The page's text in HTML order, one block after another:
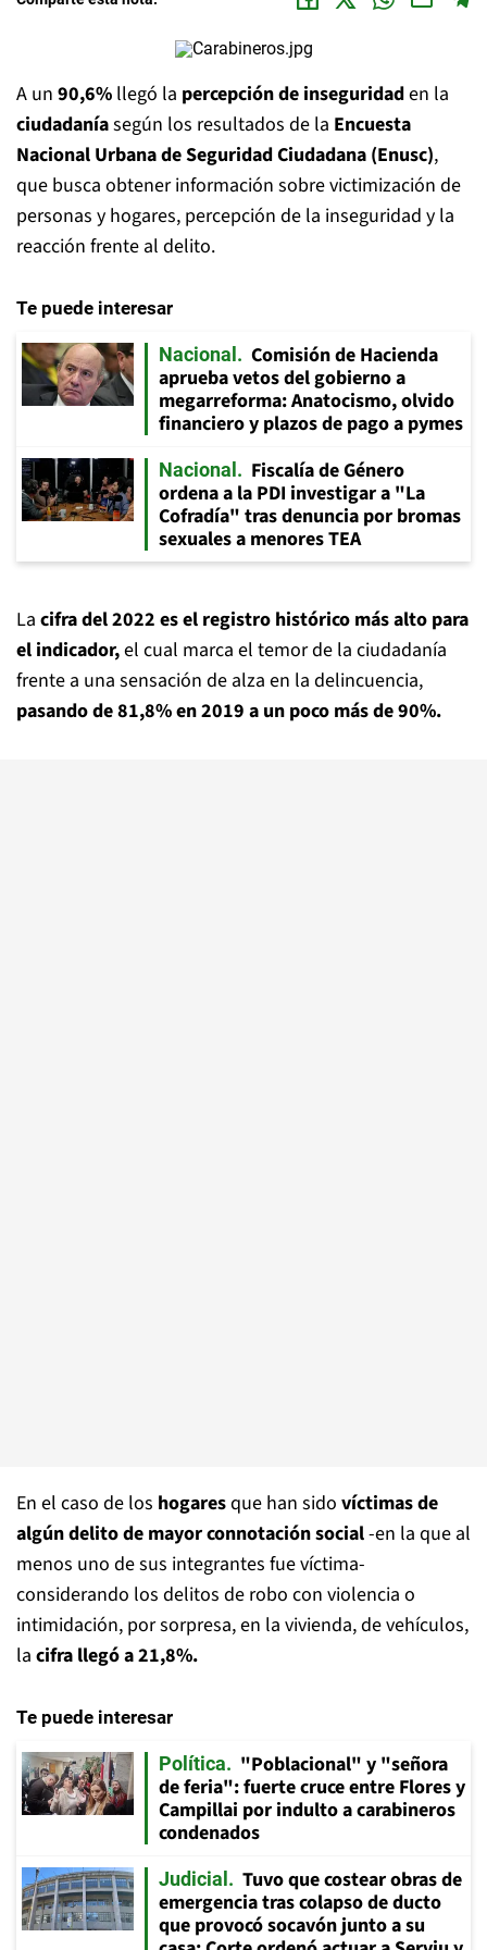
A un 90,6% llegó la percepción de inseguridaden la
ciudadaníasegún los resultados de la Encuesta
Nacional Urbana de Seguridad Ciudadana (Enusc),
que busca obtener información sobre victimización de
personas y hogares, percepción de la inseguridad y la
reacción frente al delito.
Te puede interesar
Nacional
Comisión de Hacienda
aprueba vetos del gobierno a
megarreforma: Anatocismo, olvido
financiero y plazos de pago a pymes
Nacional
Fiscalía de Género
ordena a la PDI investigar a "La
Cofradía" tras denuncia por bromas
sexuales a menores TEA
La cifra del 2022 es el registro histórico más alto para
el indicador,el cual marca el temor de la ciudadanía
frente a una sensación de alza en la delincuencia,
pasando de 81,8% en 2019 a un poco más de 90%.
En el caso de los hogaresque han sido víctimas de
algún delito de mayor connotación social-en la que al
menos uno de sus integrantes fue víctima-
considerando los delitos de robo con violencia o
intimidación, por sorpresa, en la vivienda, de vehículos,
la cifra llegó a 21,8%.
Te puede interesar
Política
"Poblacional" y "señora
de feria": fuerte cruce entre Flores y
Campillai por indulto a carabineros
condenados
Judicial
Tuvo que costear obras de
emergencia tras colapso de ducto
que provocó socavón junto a su